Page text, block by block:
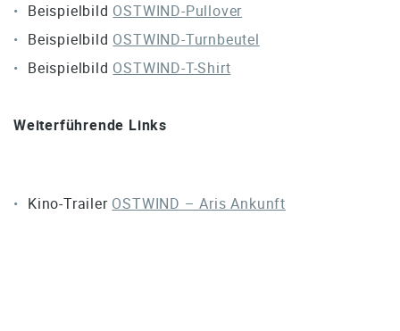
Beispielbild OSTWIND-Pullover
Beispielbild OSTWIND-Turnbeutel
Beispielbild OSTWIND-T-Shirt
Weiterführende Links
Kino-Trailer OSTWIND – Aris Ankunft